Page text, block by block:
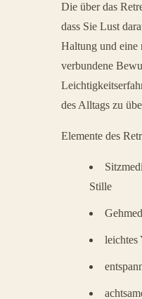
Die über das
dass Sie Lust
Haltung und eine
verbundene
des Alltags zu
Elemente des
Stille
leichtes